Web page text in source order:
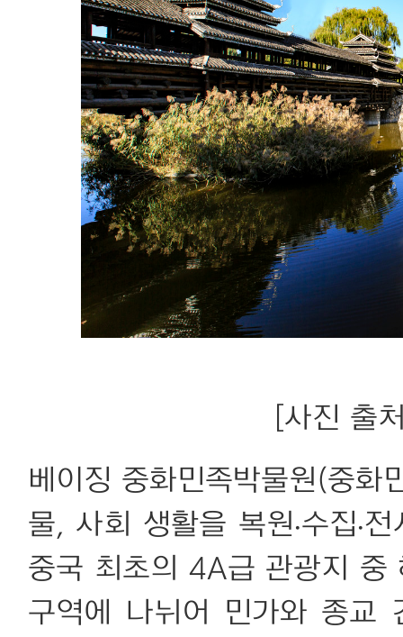
[사진 출
베이징 중화민족박물원(중
물, 사회 생활을 복원·수집·
중국 최초의 4A급 관광지 중
구역에 나뉘어 민가와 종교